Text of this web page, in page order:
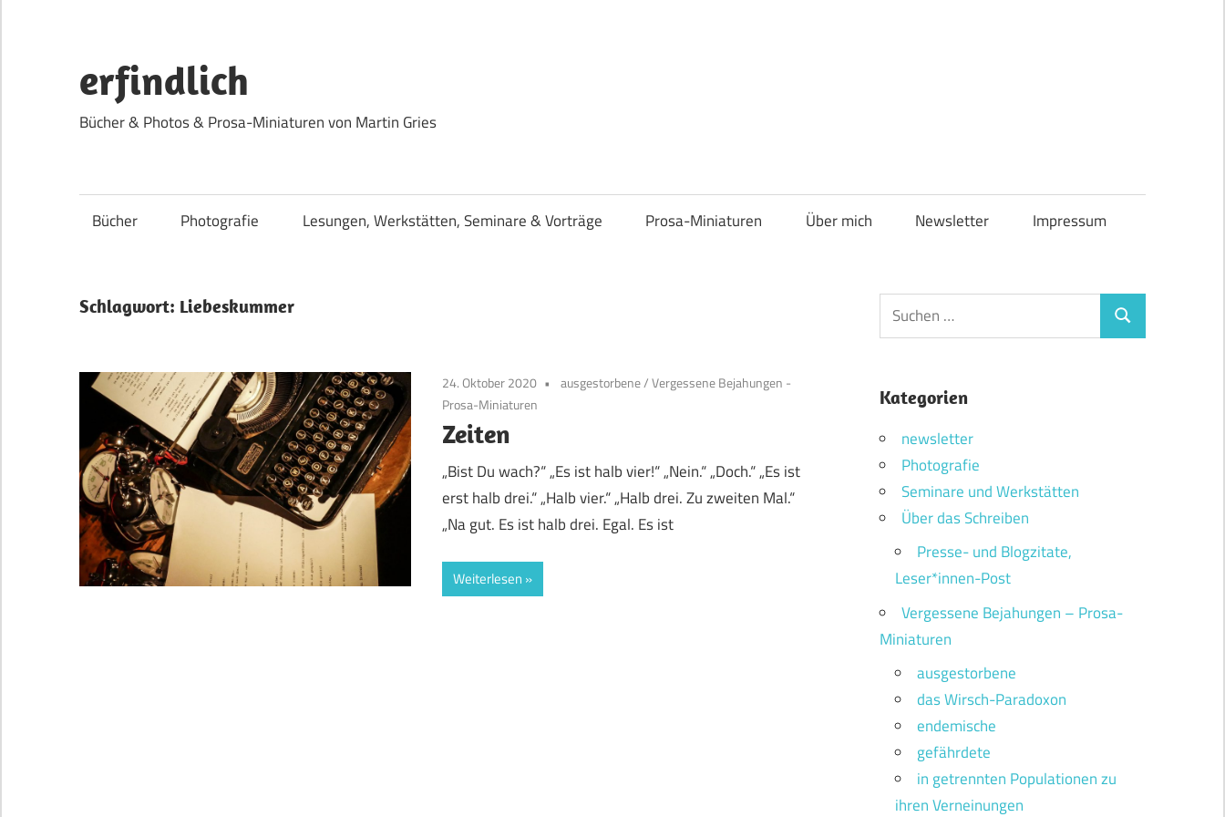
springen
erfindlich
Bücher & Photos & Prosa-Miniaturen von Martin Gries
Bücher Photografie Lesungen, Werkstätten, Seminare & Vorträge Prosa-Miniaturen Über mich Newsletter Impressum
Schlagwort: Liebeskummer
24. Oktober 2020 ausgestorbene/Vergessene Bejahungen -
Prosa-Miniaturen
Zeiten
„Bist Du wach?“ „Es ist halb vier!“ „Nein.“ „Doch.“ „Es ist
erst halb drei.“ „Halb vier.“ „Halb drei. Zu zweiten Mal.“
„Na gut. Es ist halb drei. Egal. Es ist
Weiterlesen
Suchen
nach:
Suchen
Kategorien
newsletter
Photografie
Seminare und Werkstätten
Über das Schreiben
Presse- und Blogzitate,
Leser*innen-Post
Vergessene Bejahungen – Prosa-
Miniaturen
ausgestorbene
das Wirsch-Paradoxon
endemische
gefährdete
in getrennten Populationen zu
ihren Verneinungen